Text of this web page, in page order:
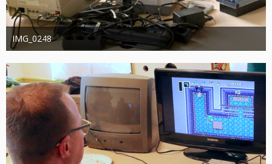
IMG_0248
joachimschwanter
9. Oktober 2023
364
0 0